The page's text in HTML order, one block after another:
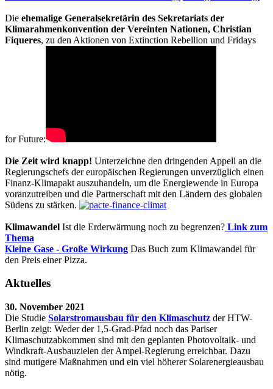
Die ehemalige Generalsekretärin des Sekretariats der
Klimarahmenkonvention der Vereinten Nationen, Christian
Fiqueres, zu den Aktionen von Extinction Rebellion und Fridays
for Future:
Die Zeit wird knapp! Unterzeichne den dringenden Appell an die
Regierungschefs der europäischen Regierungen unverzüglich einen
Finanz-Klimapakt auszuhandeln, um die Energiewende in Europa
voranzutreiben und die Partnerschaft mit den Ländern des globalen
Südens zu stärken.
Klimawandel Ist die Erderwärmung noch zu begrenzen? Link zum
Thema
Kleine Gase - Große Wirkung Das Buch zum Klimawandel für
den Preis einer Pizza.
Aktuelles
30. November 2021
Die Studie Solarstromausbau für den Klimaschutz der HTW-
Berlin zeigt: Weder der 1,5-Grad-Pfad noch das Pariser
Klimaschutzabkommen sind mit den geplanten Photovoltaik- und
Windkraft-Ausbauzielen der Ampel-Regierung erreichbar. Dazu
sind mutigere Maßnahmen und ein viel höherer Solarenergieausbau
nötig.